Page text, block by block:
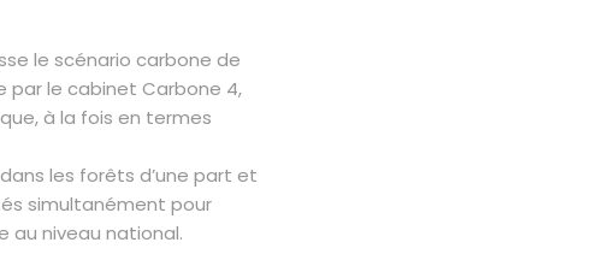
le scénario carbone de
par le cabinet Carbone 4,
à la fois en termes
les forêts d’une part et
simultanément pour
au niveau national.